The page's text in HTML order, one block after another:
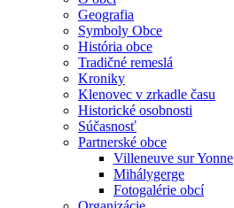
Geografia
Symboly Obce
História obce
Tradičné remeslá
Kroniky
Klenovec v zrkadle času
Historické osobnosti
Súčasnosť
Partnerské obce
Villeneuve sur Yonne
Mihálygerge
Fotogalérie obcí